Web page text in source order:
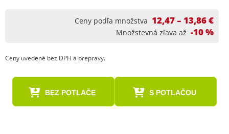
Ceny podľa množstva 12,47 – 13,86 €
Množstevná zľava až -10 %
Ceny uvedené bez DPH a prepravy.
BEZ POTLAČE S POTLAČOU